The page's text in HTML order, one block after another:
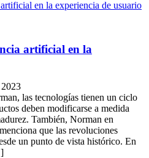
artificial en la
las tecnologías tienen un ciclo
deben modificarse a medida
También, Norman en
que las revoluciones
un punto de vista histórico. En